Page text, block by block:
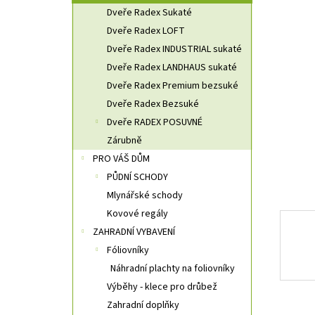
Dveře Radex Sukaté
Dveře Radex LOFT
Dveře Radex INDUSTRIAL sukaté
Dveře Radex LANDHAUS sukaté
Dveře Radex Premium bezsuké
Dveře Radex Bezsuké
Dveře RADEX POSUVNÉ
Zárubně
PRO VÁŠ DŮM
PŮDNÍ SCHODY
Mlynářské schody
Kovové regály
ZAHRADNÍ VYBAVENÍ
Fóliovníky
Náhradní plachty na foliovníky
Výběhy - klece pro drůbež
Zahradní doplňky